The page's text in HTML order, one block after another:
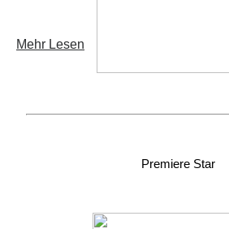
Mehr Lesen
Premiere Star